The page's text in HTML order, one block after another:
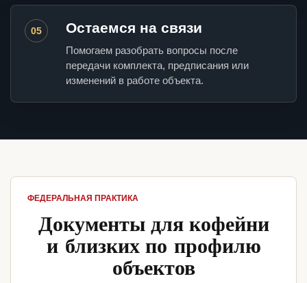
05 Остаемся на связи
Помогаем разобрать вопросы после
передачи комплекта, предписания или
изменений в работе объекта.
ФЕДЕРАЛЬНАЯ ПРАКТИКА
Документы для кофейни
и близких по профилю
объектов